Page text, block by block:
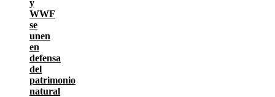
y
WWF
se
unen
en
defensa
del
patrimonio
natural